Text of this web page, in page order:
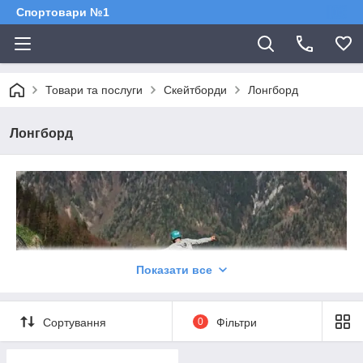
Спортовари №1
Товари та послуги Скейтборди Лонгборд
Лонгборд
Показати все
Сортування 0 Фільтри